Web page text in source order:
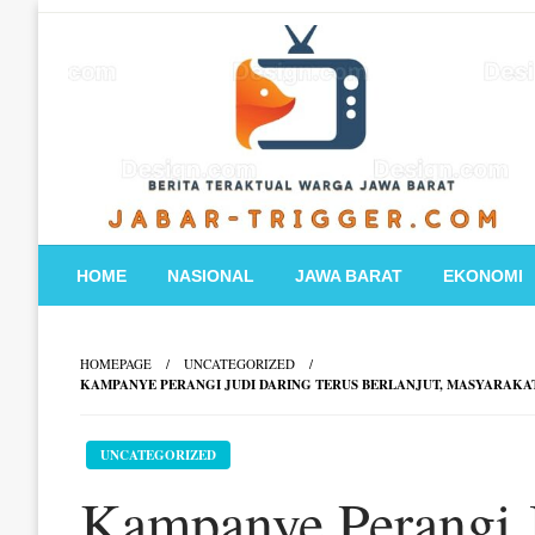
HOME NASIONAL JAWA BARAT EKONOMI
HOMEPAGE UNCATEGORIZED
KAMPANYE PERANGI JUDI DARING TERUS BERLANJUT,
UNCATEGORIZED